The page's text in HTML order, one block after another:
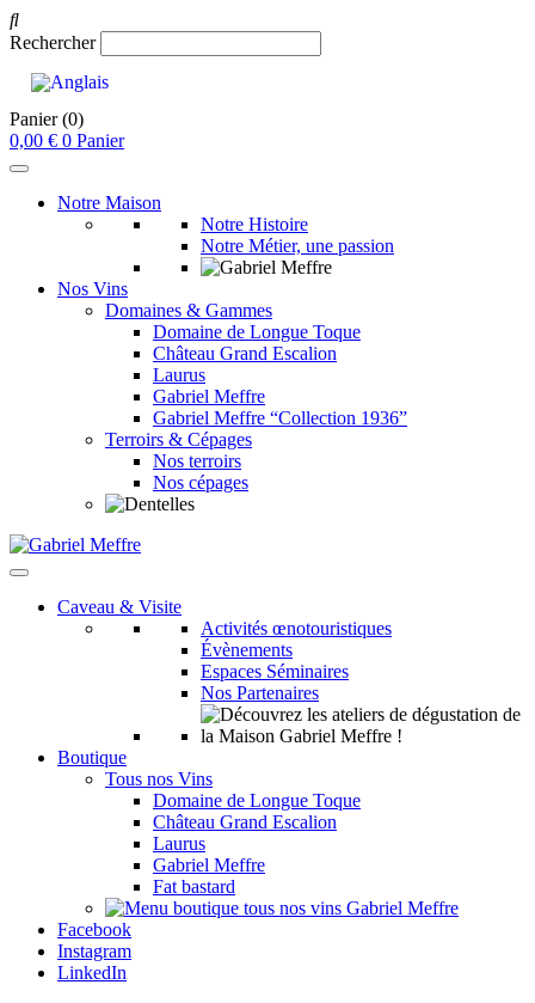
Rechercher
Panier (0)
0,00 € 0 Panier
Notre Maison
Notre Histoire
Notre Métier, une passion
Nos Vins
Domaines & Gammes
Domaine de Longue Toque
Château Grand Escalion
Laurus
Gabriel Meffre
Gabriel Meffre “Collection 1936”
Terroirs & Cépages
Nos terroirs
Nos cépages
Caveau & Visite
Activités œnotouristiques
Évènements
Espaces Séminaires
Nos Partenaires
Boutique
Tous nos Vins
Domaine de Longue Toque
Château Grand Escalion
Laurus
Gabriel Meffre
Fat bastard
Facebook
Instagram
LinkedIn